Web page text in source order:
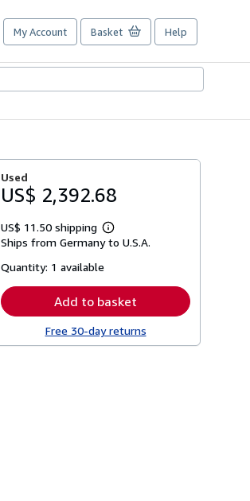
My Account Basket Help
Used
US$ 2,392.68
US$ 11.50 shipping
Learn
more
Ships from Germany to U.S.A.
Quantity: 1 available
Add to basket
Free 30-day returns